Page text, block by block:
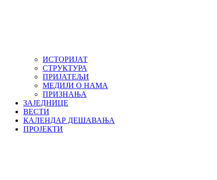
ИСТОРИЈАТ
СТРУКТУРА
ПРИЈАТЕЉИ
МЕДИЈИ О НАМА
ПРИЗНАЊА
ЗАЈЕДНИЦЕ
ВЕСТИ
КАЛЕНДАР ДЕШАВАЊА
ПРОЈЕКТИ